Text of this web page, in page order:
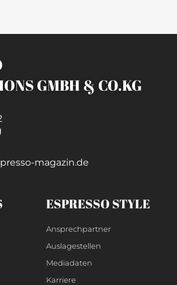
GMBH & CO.KG
magazin.de
ESPRESSO STYLE
Ansprechpartner
Auslagestellen
Mediadaten
Karriere